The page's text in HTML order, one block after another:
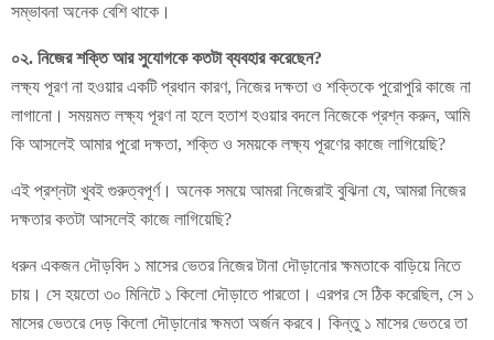
সম্ভাবনা অনেক বেশি থাকে।
০২. নিজের শক্তি আর সুযোগকে কতটা ব্যবহার করেছেন?
লক্ষ্য পূরণ না হওয়ার একটি প্রধান কারণ, নিজের দক্ষতা ও শক্তিকে পুরোপুরি কাজে না
লাগানো। সময়মত লক্ষ্য পূরণ না হলে হতাশ হওয়ার বদলে নিজেকে প্রশ্ন করুন, আমি
কি আসলেই আমার পুরো দক্ষতা, শক্তি ও সময়কে লক্ষ্য পূরণের কাজে লাগিয়েছি?
এই প্রশ্নটা খুবই গুরুত্বপূর্ণ। অনেক সময়ে আমরা নিজেরাই বুঝিনা যে, আমরা নিজের
দক্ষতার কতটা আসলেই কাজে লাগিয়েছি?
ধরুন একজন দৌড়বিদ ১ মাসের ভেতর নিজের টানা দৌড়ানোর ক্ষমতাকে বাড়িয়ে নিতে
চায়। সে হয়তো ৩০ মিনিটে ১ কিলো দৌড়াতে পারতো। এরপর সে ঠিক করেছিল, সে ১
মাসের ভেতরে দেড় কিলো দৌড়ানোর ক্ষমতা অর্জন করবে। কিন্তু ১ মাসের ভেতরে তা